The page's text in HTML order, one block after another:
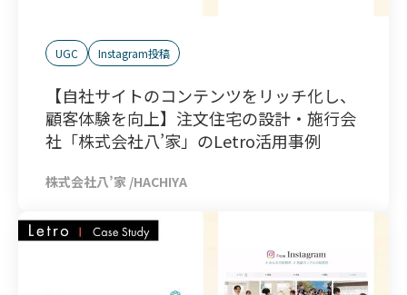
UGC Instagram投稿
【自社サイトのコンテンツをリッチ化し、
顧客体験を向上】注文住宅の設計・施行会
社「株式会社八’家」のLetro活用事例
株式会社八’家 /HACHIYA